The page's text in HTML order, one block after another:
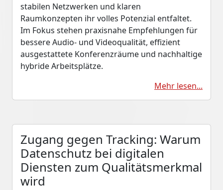
stabilen Netzwerken und klaren
Raumkonzepten ihr volles Potenzial entfaltet.
Im Fokus stehen praxisnahe Empfehlungen für
bessere Audio- und Videoqualität, effizient
ausgestattete Konferenzräume und nachhaltige
hybride Arbeitsplätze.
Mehr lesen...
Zugang gegen Tracking: Warum
Datenschutz bei digitalen
Diensten zum Qualitätsmerkmal
wird